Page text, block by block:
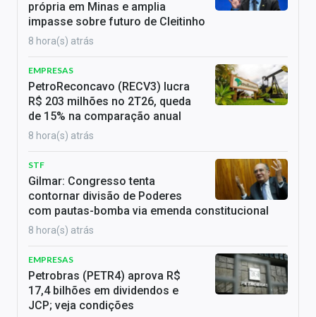
própria em Minas e amplia
impasse sobre futuro de Cleitinho
8 hora(s) atrás
EMPRESAS
PetroReconcavo (RECV3) lucra
R$ 203 milhões no 2T26, queda
de 15% na comparação anual
8 hora(s) atrás
STF
Gilmar: Congresso tenta
contornar divisão de Poderes
com pautas-bomba via emenda constitucional
8 hora(s) atrás
EMPRESAS
Petrobras (PETR4) aprova R$
17,4 bilhões em dividendos e
JCP; veja condições